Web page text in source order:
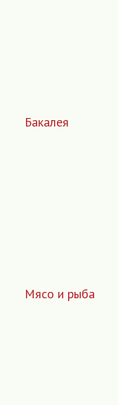
Бакалея
Мясо и рыба